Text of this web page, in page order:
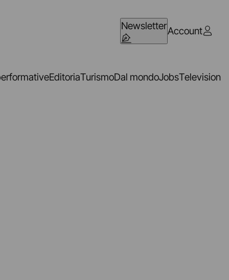
NewsletterAccount
EditoriaTurismoDal mondoJobsTelevision